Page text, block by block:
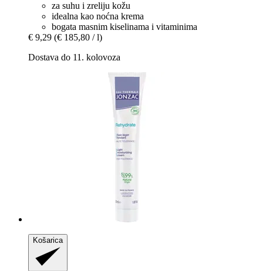
za suhu i zreliju kožu
idealna kao noćna krema
bogata masnim kiselinama i vitaminima
€ 9,29 (€ 185,80 / l)
Dostava do 11. kolovoza
Košarica